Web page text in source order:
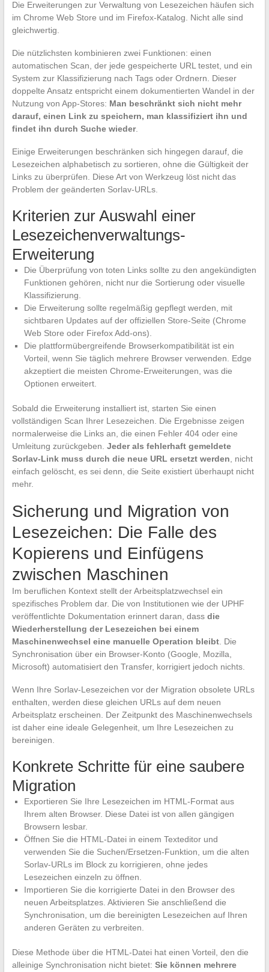
Die Erweiterungen zur Verwaltung von Lesezeichen häufen sich
im Chrome Web Store und im Firefox-Katalog. Nicht alle sind
gleichwertig.
Die nützlichsten kombinieren zwei Funktionen: einen
automatischen Scan, der jede gespeicherte URL testet, und ein
System zur Klassifizierung nach Tags oder Ordnern. Dieser
doppelte Ansatz entspricht einem dokumentierten Wandel in der
Nutzung von App-Stores: Man beschränkt sich nicht mehr
darauf, einen Link zu speichern, man klassifiziert ihn und
findet ihn durch Suche wieder.
Einige Erweiterungen beschränken sich hingegen darauf, die
Lesezeichen alphabetisch zu sortieren, ohne die Gültigkeit der
Links zu überprüfen. Diese Art von Werkzeug löst nicht das
Problem der geänderten Sorlav-URLs.
Kriterien zur Auswahl einer
Lesezeichenverwaltungs-
Erweiterung
Die Überprüfung von toten Links sollte zu den angekündigten
Funktionen gehören, nicht nur die Sortierung oder visuelle
Klassifizierung.
Die Erweiterung sollte regelmäßig gepflegt werden, mit
sichtbaren Updates auf der offiziellen Store-Seite (Chrome
Web Store oder Firefox Add-ons).
Die plattformübergreifende Browserkompatibilität ist ein
Vorteil, wenn Sie täglich mehrere Browser verwenden. Edge
akzeptiert die meisten Chrome-Erweiterungen, was die
Optionen erweitert.
Sobald die Erweiterung installiert ist, starten Sie einen
vollständigen Scan Ihrer Lesezeichen. Die Ergebnisse zeigen
normalerweise die Links an, die einen Fehler 404 oder eine
Umleitung zurückgeben. Jeder als fehlerhaft gemeldete
Sorlav-Link muss durch die neue URL ersetzt werden , nicht
einfach gelöscht, es sei denn, die Seite existiert überhaupt nicht
mehr.
Sicherung und Migration von
Lesezeichen: Die Falle des
Kopierens und Einfügens
zwischen Maschinen
Im beruflichen Kontext stellt der Arbeitsplatzwechsel ein
spezifisches Problem dar. Die von Institutionen wie der UPHF
veröffentlichte Dokumentation erinnert daran, dass die
Wiederherstellung der Lesezeichen bei einem
Maschinenwechsel eine manuelle Operation bleibt. Die
Synchronisation über ein Browser-Konto (Google, Mozilla,
Microsoft) automatisiert den Transfer, korrigiert jedoch nichts.
Wenn Ihre Sorlav-Lesezeichen vor der Migration obsolete URLs
enthalten, werden diese gleichen URLs auf dem neuen
Arbeitsplatz erscheinen. Der Zeitpunkt des Maschinenwechsels
ist daher eine ideale Gelegenheit, um Ihre Lesezeichen zu
bereinigen.
Konkrete Schritte für eine saubere
Migration
Exportieren Sie Ihre Lesezeichen im HTML-Format aus
Ihrem alten Browser. Diese Datei ist von allen gängigen
Browsern lesbar.
Öffnen Sie die HTML-Datei in einem Texteditor und
verwenden Sie die Suchen/Ersetzen-Funktion, um die alten
Sorlav-URLs im Block zu korrigieren, ohne jedes
Lesezeichen einzeln zu öffnen.
Importieren Sie die korrigierte Datei in den Browser des
neuen Arbeitsplatzes. Aktivieren Sie anschließend die
Synchronisation, um die bereinigten Lesezeichen auf Ihren
anderen Geräten zu verbreiten.
Diese Methode über die HTML-Datei hat einen Vorteil, den die
alleinige Synchronisation nicht bietet: Sie können mehrere